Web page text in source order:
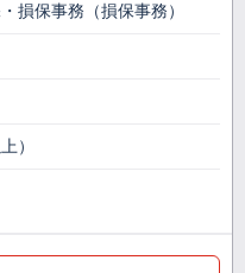
損保事務（損保事務）
）